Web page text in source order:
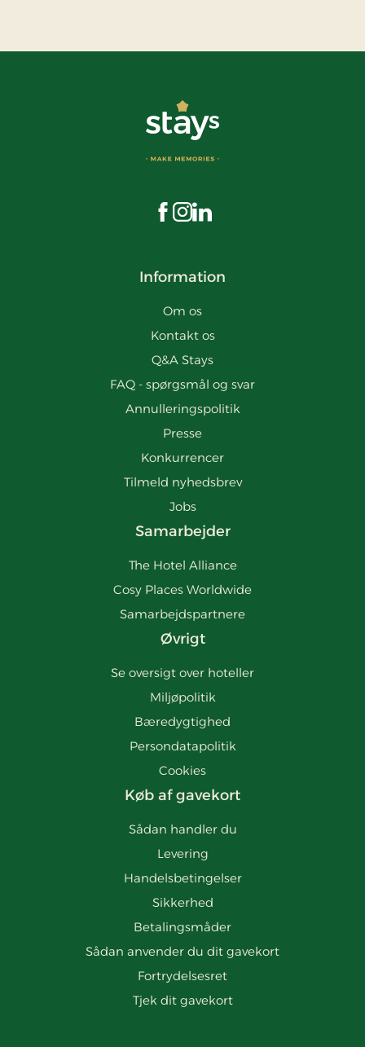
Besøg os på Facebook
Besøg os på Instagram
Besøg os på LinkedIn
Information
Om os
Kontakt os
Q&A Stays
FAQ - spørgsmål og svar
Annulleringspolitik
Presse
Konkurrencer
Tilmeld nyhedsbrev
Jobs
Samarbejder
The Hotel Alliance
Cosy Places Worldwide
Samarbejdspartnere
Øvrigt
Se oversigt over hoteller
Miljøpolitik
Bæredygtighed
Persondatapolitik
Cookies
Køb af gavekort
Sådan handler du
Levering
Handelsbetingelser
Sikkerhed
Betalingsmåder
Sådan anvender du dit gavekort
Fortrydelsesret
Tjek dit gavekort